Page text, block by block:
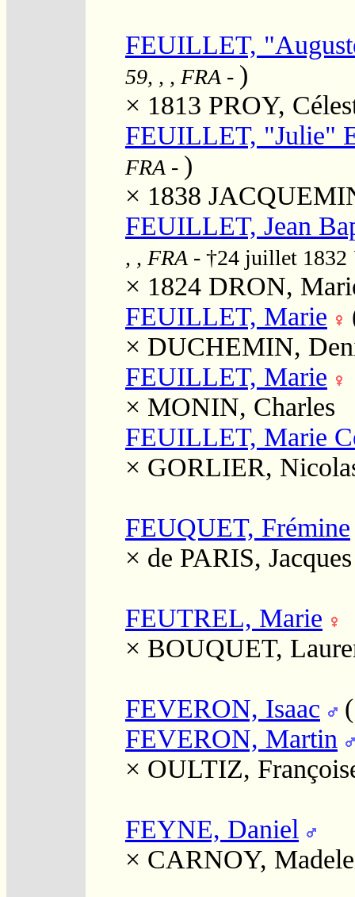
FEUILLET,
59, , , FRA - )
× 1813 PROY,
FEUILLET, "Julie"
FRA - )
× 1838
FEUILLET, Jean
, , FRA - †24 juillet 1832
× 1824 DRON,
FEUILLET, Marie
× DUCHEMIN,
FEUILLET, Marie
× MONIN, Charles
FEUILLET, Marie
× GORLIER,
FEUQUET, Frémine
× de PARIS, Jacques
FEUTREL, Marie
× BOUQUET,
FEVERON, Isaac
FEVERON, Martin
× OULTIZ,
FEYNE, Daniel
× CARNOY,